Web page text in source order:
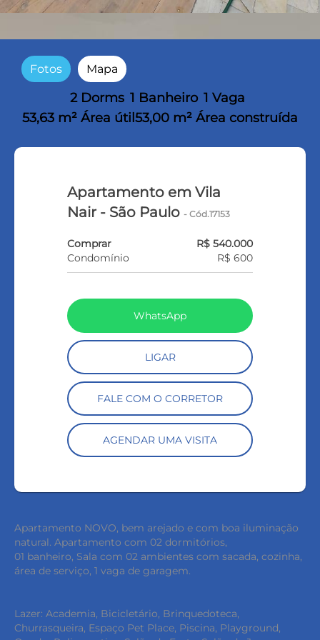
Fotos Mapa
2 Dorms 1 Banheiro 1 Vaga
53,63 m² Área útil53,00 m² Área construída
Apartamento em Vila
Nair - São Paulo- Cód.17153
Comprar
R$ 540.000
Condomínio
R$ 600
WhatsApp
LIGAR
FALE COM O CORRETOR
AGENDAR UMA VISITA
Apartamento NOVO, bem arejado e com boa iluminação
natural. Apartamento com 02 dormitórios,
01 banheiro, Sala com 02 ambientes com sacada, cozinha,
área de serviço, 1 vaga de garagem.
Lazer: Academia, Bicicletário, Brinquedoteca,
Churrasqueira, Espaço Pet Place, Piscina, Playground,